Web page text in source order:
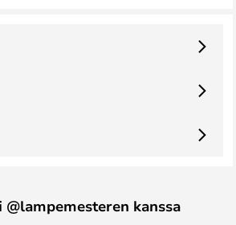
@lampemesteren kanssa